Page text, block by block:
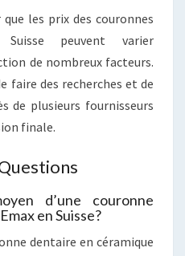
les prix des couronnes
peuvent varier
de nombreux facteurs.
faire des recherches et de
de plusieurs fournisseurs
finale.
d’une couronne
en Suisse?
dentaire en céramique